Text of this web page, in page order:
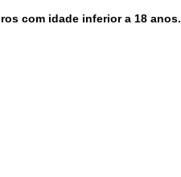
com idade inferior a 18 anos.